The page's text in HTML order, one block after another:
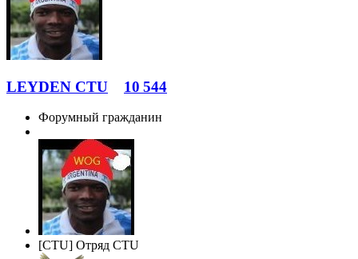
LEYDEN CTU 10 544
Форумный гражданин
[CTU] Отряд CTU